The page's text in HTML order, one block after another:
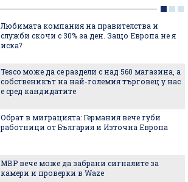
Любимата компания на правителства и
служби скочи с 30% за ден. Защо Европа не я
иска?
Tesco може да се раздели с над 560 магазина, а
собственикът на най-големия търговец у нас
е сред кандидатите
Обрат в миграцията: Германия вече губи
работници от България и Източна Европа
МВР вече може да забрани сигналите за
камери и проверки в Waze